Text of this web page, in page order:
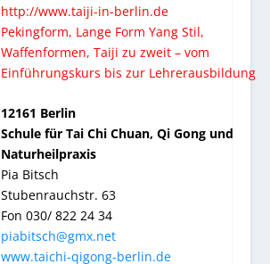
http://www.taiji-in-berlin.de
Pekingform, Lange Form Yang Stil,
Waffenformen, Taiji zu zweit – vom
Einführungskurs bis zur Lehrerausbildung
12161 Berlin
Schule für Tai Chi Chuan, Qi Gong und
Naturheilpraxis
Pia Bitsch
Stubenrauchstr. 63
Fon 030/ 822 24 34
piabitsch@gmx.net
www.taichi-qigong-berlin.de